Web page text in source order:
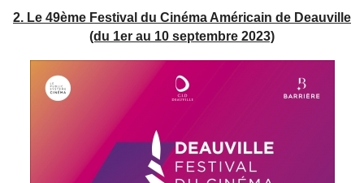
2. Le 49ème Festival du Cinéma Américain de Deauville
(du 1er au 10 septembre 2023)